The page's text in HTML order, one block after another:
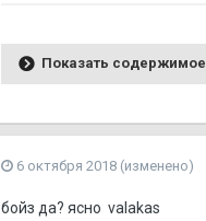
Показать содержимое
6 октября 2018 (изменено)
бойз да? ясно valakas